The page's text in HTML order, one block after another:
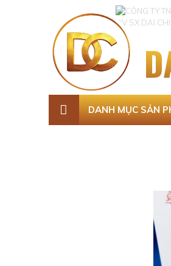
DANH MỤC SẢN